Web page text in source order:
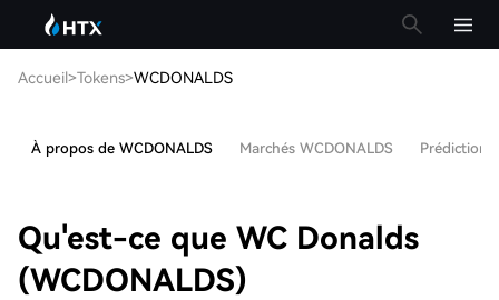
Accueil>Tokens>WCDONALDS
À propos de WCDONALDS Marchés WCDONALDS Prédiction
Qu'est-ce que WC Donalds
(WCDONALDS)